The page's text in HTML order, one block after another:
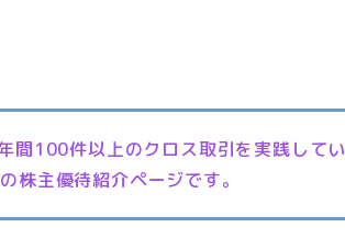
間100件以上のクロス取引を実践してい
株主優待紹介ページです。